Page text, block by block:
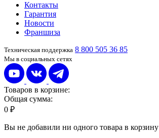
Контакты
Гарантия
Новости
Франшиза
Техническая поддержка 8 800 505 36 85
Мы в социальных сетях
Товаров в корзине:
Общая сумма:
0 ₽
Вы не добавили ни одного товара в корзину